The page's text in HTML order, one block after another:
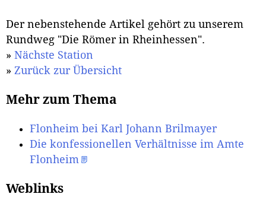
Der nebenstehende Artikel gehört zu unserem
Rundweg "Die Römer in Rheinhessen".
» Nächste Station
» Zurück zur Übersicht
Mehr zum Thema
Flonheim bei Karl Johann Brilmayer
Die konfessionellen Verhältnisse im Amte
Flonheim
Weblinks